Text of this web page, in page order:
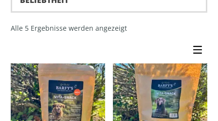
Alle 5 Ergebnisse werden angezeigtNach